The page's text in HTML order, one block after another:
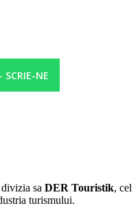
taxa climatica in functie de
in pretul turului si trebuie
hotelului.
obligatia de a plati taxa
hotel. Taxa nu este inclusa in
client la receptia hotelului.
(Aprilie – Octombrie):
noapte.
SCRIE-NE
sa DER Touristik, cel
turismului.